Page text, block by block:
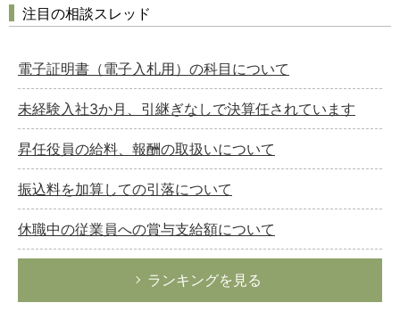
注目の相談スレッド
電子証明書（電子入札用）の科目について
未経験入社3か月、引継ぎなしで決算任されています
昇任役員の給料、報酬の取扱いについて
振込料を加算しての引落について
休職中の従業員への賞与支給額について
ランキングを見る